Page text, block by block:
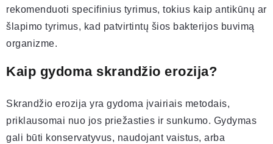
rekomenduoti specifinius tyrimus, tokius kaip antikūnų ar
šlapimo tyrimus, kad patvirtintų šios bakterijos buvimą
organizme.
Kaip gydoma skrandžio erozija?
Skrandžio erozija yra gydoma įvairiais metodais,
priklausomai nuo jos priežasties ir sunkumo. Gydymas
gali būti konservatyvus, naudojant vaistus, arba